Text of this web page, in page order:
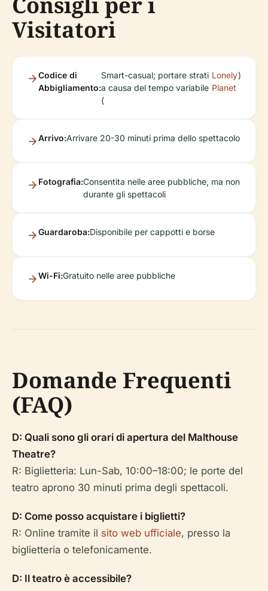
Visitatori
Codice di
Abbigliamento:
Smart-casual; portare strati
a causa del tempo variabile
(
Lonely
Planet
)
Arrivo:Arrivare 20-30 minuti prima dello spettacolo
Fotografia:Consentita nelle aree pubbliche, ma non
durante gli spettacoli
Guardaroba:Disponibile per cappotti e borse
Wi-Fi:Gratuito nelle aree pubbliche
Domande Frequenti
(FAQ)
D: Quali sono gli orari di apertura del Malthouse
Theatre?
R: Biglietteria: Lun-Sab, 10:00–18:00; le porte del
teatro aprono 30 minuti prima degli spettacoli.
D: Come posso acquistare i biglietti?
R: Online tramite il sito web ufficiale, presso la
biglietteria o telefonicamente.
D: Il teatro è accessibile?